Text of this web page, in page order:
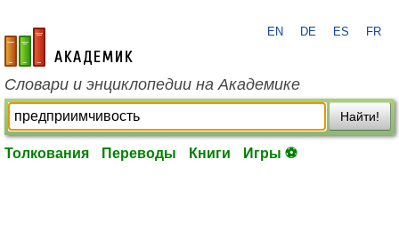
academic.ru
EN DE ES FR
Словари и энциклопедии на Академике
Найти!
Толкования Переводы Книги Игры ⚽